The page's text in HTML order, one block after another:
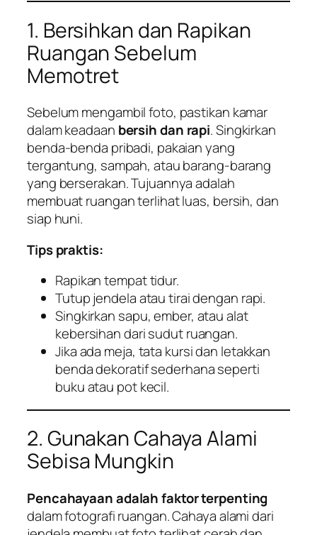
1. Bersihkan dan Rapikan
Ruangan Sebelum
Memotret
Sebelum mengambil foto, pastikan kamar
dalam keadaan bersih dan rapi. Singkirkan
benda-benda pribadi, pakaian yang
tergantung, sampah, atau barang-barang
yang berserakan. Tujuannya adalah
membuat ruangan terlihat luas, bersih, dan
siap huni.
Tips praktis:
Rapikan tempat tidur.
Tutup jendela atau tirai dengan rapi.
Singkirkan sapu, ember, atau alat
kebersihan dari sudut ruangan.
Jika ada meja, tata kursi dan letakkan
benda dekoratif sederhana seperti
buku atau pot kecil.
2. Gunakan Cahaya Alami
Sebisa Mungkin
Pencahayaan adalah faktor terpenting
dalam fotografi ruangan. Cahaya alami dari